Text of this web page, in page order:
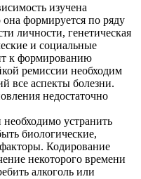
изучена
она формируется по ряду
личности, генетическая
и социальные
к формированию
ремиссии необходим
все аспекты болезни.
недостаточно
устранить
биологические,
Кодирование
некоторого времени
алкоголь или